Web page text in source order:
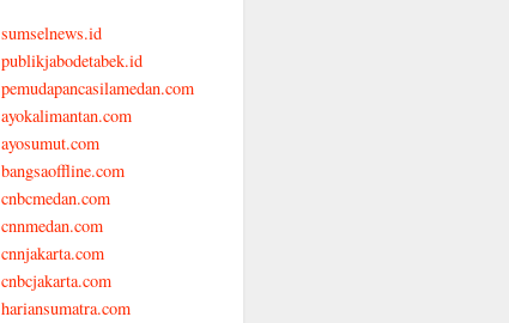
sumselnews.id
publikjabodetabek.id
pemudapancasilamedan.com
ayokalimantan.com
ayosumut.com
bangsaoffline.com
cnbcmedan.com
cnnmedan.com
cnnjakarta.com
cnbcjakarta.com
hariansumatra.com